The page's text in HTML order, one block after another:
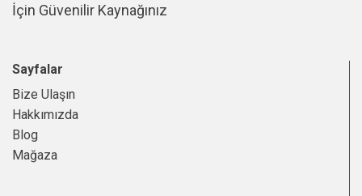
İçin Güvenilir Kaynağınız
Sayfalar
Bize Ulaşın
Hakkımızda
Blog
Mağaza